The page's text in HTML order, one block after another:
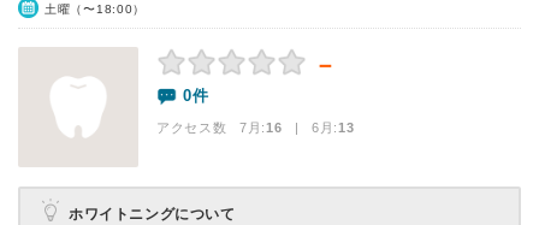
土曜（〜18:00）
－
0件
アクセス数 7月:16 | 6月:13
ホワイトニングについて